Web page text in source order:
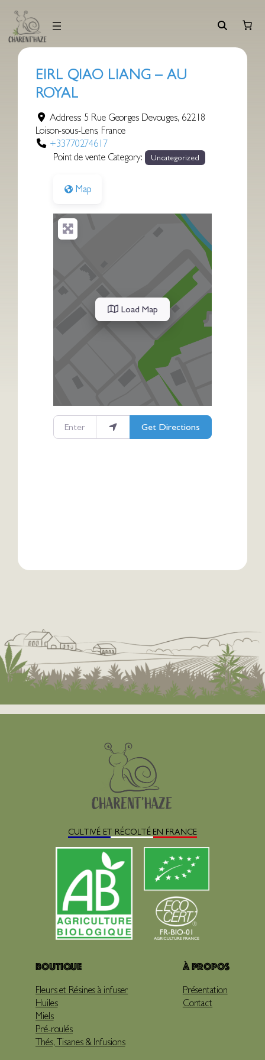
contenu
EIRL QIAO LIANG – AU
ROYAL
Address: 5 Rue Georges Devouges, 62218
Loison-sous-Lens, France
+33770274617
Point de vente Category:
Uncategorized
Map
Load Map
Enter your location
Get Directions
CULTIVÉ ET RÉCOLTÉ EN FRANCE
Boutique
Fleurs et Résines à infuser
Huiles
Miels
Pré-roulés
Thés, Tisanes & Infusions
À propos
Présentation
Contact